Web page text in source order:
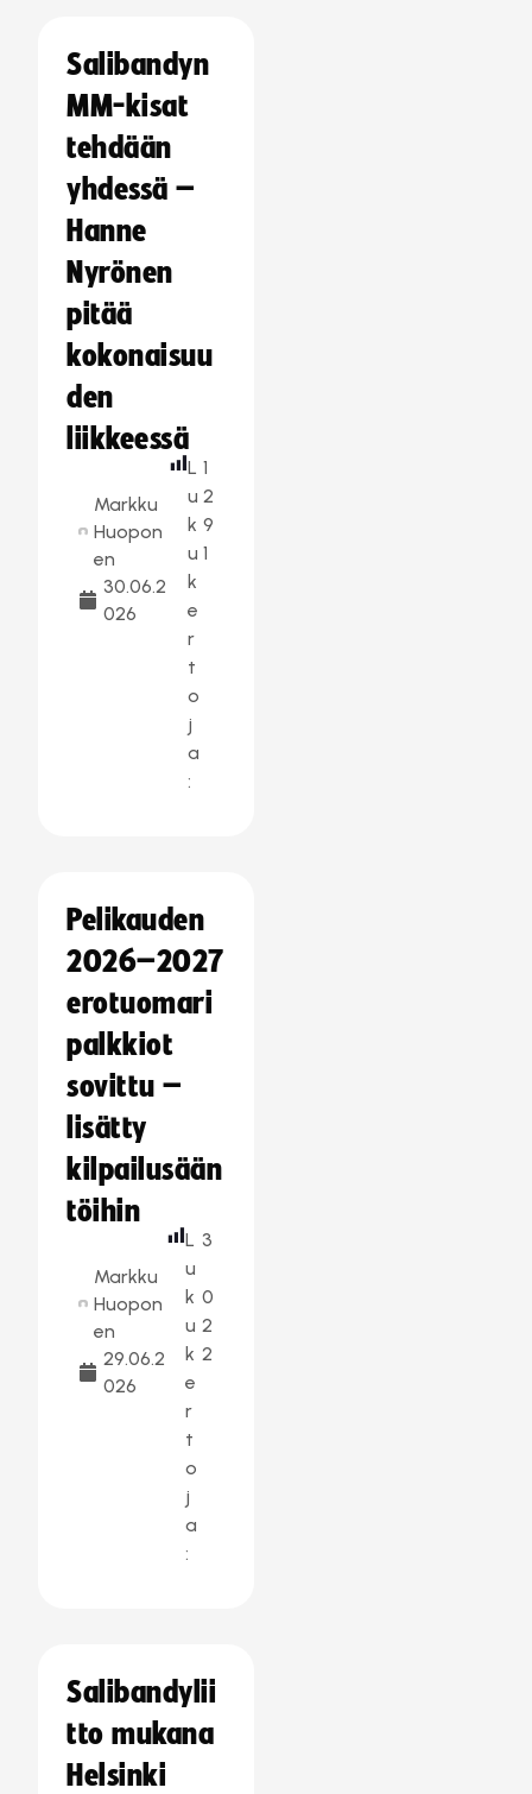
Salibandyn
MM-kisat
tehdään
yhdessä –
Hanne
Nyrönen
pitää
kokonaisuu
den
liikkeessä
Markku
Huopon
en
30.06.2
026
L
u
k
u
k
e
r
t
o
j
a
:
1
2
9
1
Pelikauden
2026–2027
erotuomari
palkkiot
sovittu –
lisätty
kilpailusään
töihin
Markku
Huopon
en
29.06.2
026
L
u
k
u
k
e
r
t
o
j
a
:
3
0
2
2
Salibandylii
tto mukana
Helsinki